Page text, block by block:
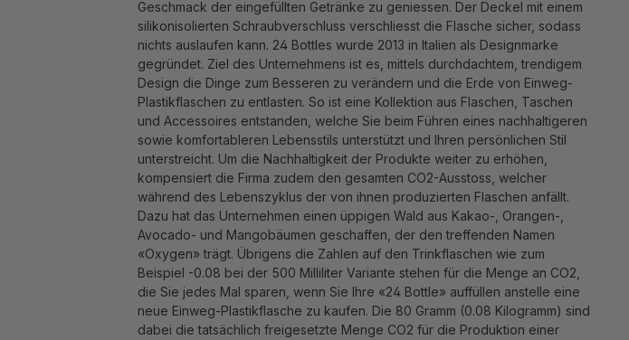
Geschmack der eingefüllten Getränke zu geniessen. Der Deckel mit einem
silikonisolierten Schraubverschluss verschliesst die Flasche sicher, sodass
nichts auslaufen kann. 24 Bottles wurde 2013 in Italien als Designmarke
gegründet. Ziel des Unternehmens ist es, mittels durchdachtem, trendigem
Design die Dinge zum Besseren zu verändern und die Erde von Einweg-
Plastikflaschen zu entlasten. So ist eine Kollektion aus Flaschen, Taschen
und Accessoires entstanden, welche Sie beim Führen eines nachhaltigeren
sowie komfortableren Lebensstils unterstützt und Ihren persönlichen Stil
unterstreicht. Um die Nachhaltigkeit der Produkte weiter zu erhöhen,
kompensiert die Firma zudem den gesamten CO2-Ausstoss, welcher
während des Lebenszyklus der von ihnen produzierten Flaschen anfällt.
Dazu hat das Unternehmen einen üppigen Wald aus Kakao-, Orangen-,
Avocado- und Mangobäumen geschaffen, der den treffenden Namen
«Oxygen» trägt. Übrigens die Zahlen auf den Trinkflaschen wie zum
Beispiel -0.08 bei der 500 Milliliter Variante stehen für die Menge an CO2,
die Sie jedes Mal sparen, wenn Sie Ihre «24 Bottle» auffüllen anstelle eine
neue Einweg-Plastikflasche zu kaufen. Die 80 Gramm (0.08 Kilogramm) sind
dabei die tatsächlich freigesetzte Menge CO2 für die Produktion einer